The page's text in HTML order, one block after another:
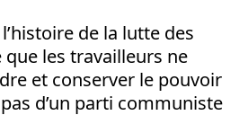
de la lutte des
les travailleurs ne
et conserver le pouvoir
d’un parti communiste